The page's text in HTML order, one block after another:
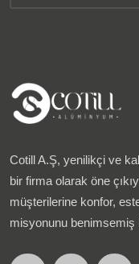
Cotill A.Ş, yenilikçi ve
bir firma olarak öne
müşterilerine konfor,
misyonunu benimsemiş